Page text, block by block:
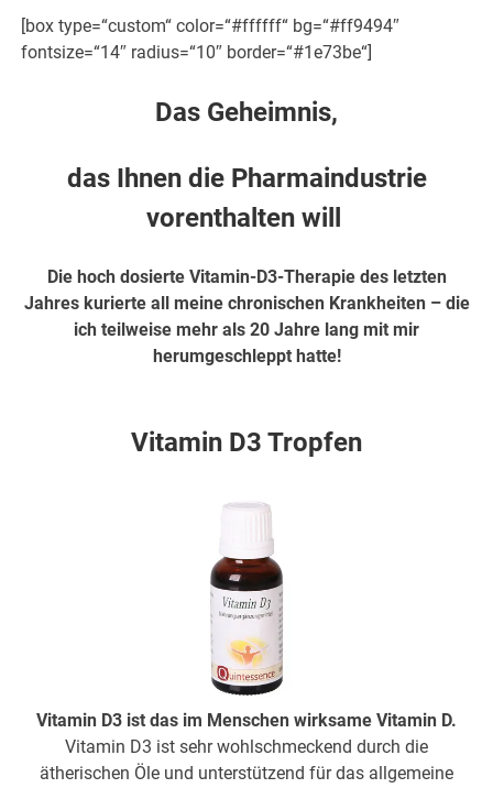
[box type=“custom“ color=“#ffffff“ bg=“#ff9494″
fontsize=“14″ radius=“10″ border=“#1e73be“]
Das Geheimnis,
das Ihnen die Pharmaindustrie
vorenthalten will
Die hoch dosierte Vitamin-D3-Therapie des letzten
Jahres kurierte all meine chronischen Krankheiten – die
ich teilweise mehr als 20 Jahre lang mit mir
herumgeschleppt hatte!
Vitamin D3 Tropfen
Vitamin D3 ist das im Menschen wirksame Vitamin D.
Vitamin D3 ist sehr wohlschmeckend durch die
ätherischen Öle und unterstützend für das allgemeine